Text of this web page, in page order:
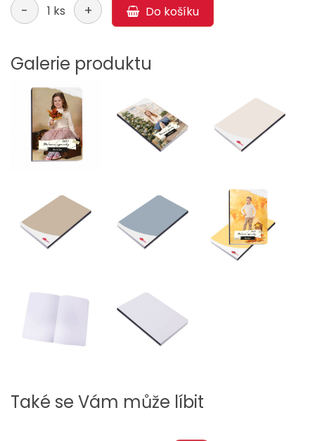
- 1 ks + Do košíku
Galerie produktu
Také se Vám může líbit